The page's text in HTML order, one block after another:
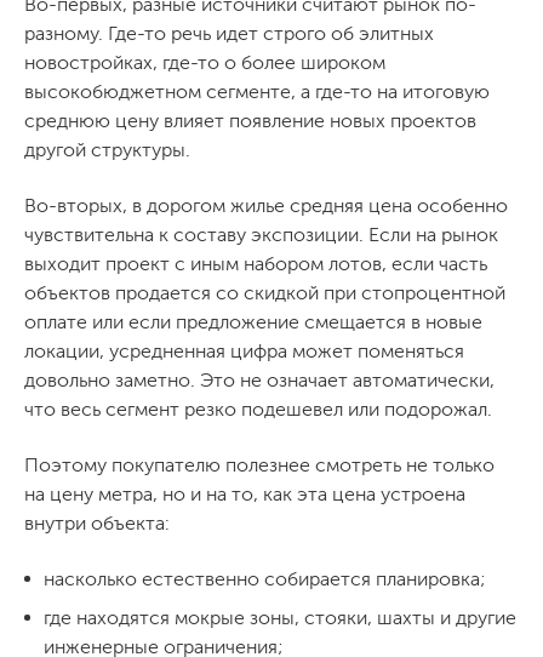
разному. Где-то речь идет строго об элитных
новостройках, где-то о более широком
высокобюджетном сегменте, а где-то на итоговую
среднюю цену влияет появление новых проектов
другой структуры.
Во-вторых, в дорогом жилье средняя цена особенно
чувствительна к составу экспозиции. Если на рынок
выходит проект с иным набором лотов, если часть
объектов продается со скидкой при стопроцентной
оплате или если предложение смещается в новые
локации, усредненная цифра может поменяться
довольно заметно. Это не означает автоматически,
что весь сегмент резко подешевел или подорожал.
Поэтому покупателю полезнее смотреть не только
на цену метра, но и на то, как эта цена устроена
внутри объекта:
насколько естественно собирается планировка;
где находятся мокрые зоны, стояки, шахты и другие
инженерные ограничения;